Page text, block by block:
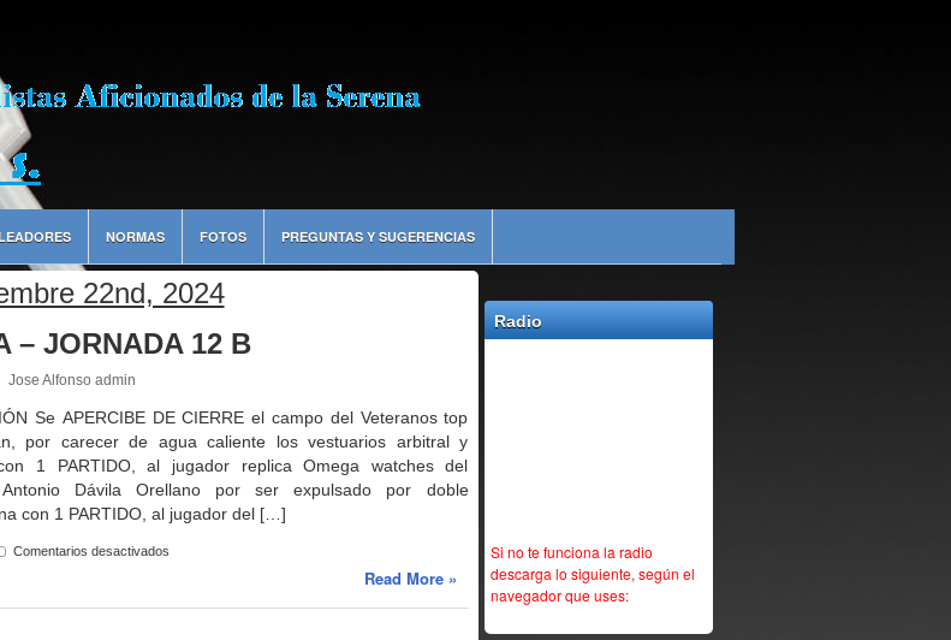
NORMAS FOTOS PREGUNTAS Y SUGERENCIAS
22nd, 2024
– JORNADA 12 B
Jose Alfonso admin
Se APERCIBE DE CIERRE el campo del Veteranos top
por carecer de agua caliente los vestuarios arbitral y
1 PARTIDO, al jugador replica Omega watches del
Dávila Orellano por ser expulsado por doble
con 1 PARTIDO, al jugador del […]
Comentarios desactivadosen
A
Read More »
Radio
Si no te funciona la radio
descarga lo siguiente, según el
navegador que uses: